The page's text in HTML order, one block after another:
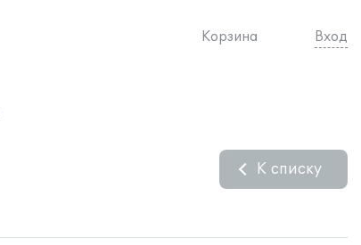
Корзина Вход
К списку